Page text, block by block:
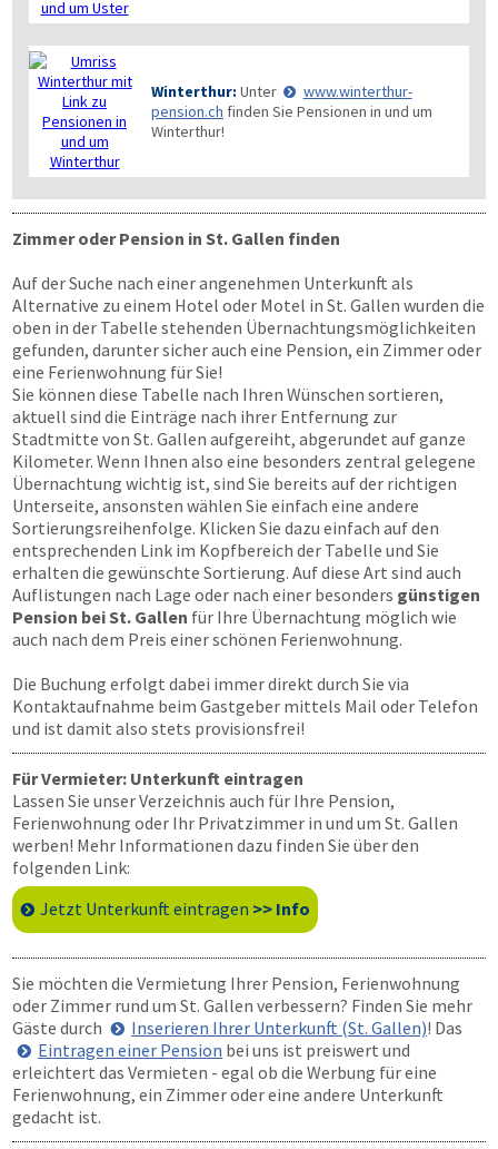
Winterthur: Unter
www.winterthur-
pension.ch finden Sie Pensionen in und um
Winterthur!
Zimmer oder Pension in St. Gallen finden
Auf der Suche nach einer angenehmen Unterkunft als
Alternative zu einem Hotel oder Motel in St. Gallen wurden die
oben in der Tabelle stehenden Übernachtungsmöglichkeiten
gefunden, darunter sicher auch eine Pension, ein Zimmer oder
eine Ferienwohnung für Sie!
Sie können diese Tabelle nach Ihren Wünschen sortieren,
aktuell sind die Einträge nach ihrer Entfernung zur
Stadtmitte von St. Gallen aufgereiht, abgerundet auf ganze
Kilometer. Wenn Ihnen also eine besonders zentral gelegene
Übernachtung wichtig ist, sind Sie bereits auf der richtigen
Unterseite, ansonsten wählen Sie einfach eine andere
Sortierungsreihenfolge. Klicken Sie dazu einfach auf den
entsprechenden Link im Kopfbereich der Tabelle und Sie
erhalten die gewünschte Sortierung. Auf diese Art sind auch
Auflistungen nach Lage oder nach einer besonders günstigen
Pension bei St. Gallen für Ihre Übernachtung möglich wie
auch nach dem Preis einer schönen Ferienwohnung.
Die Buchung erfolgt dabei immer direkt durch Sie via
Kontaktaufnahme beim Gastgeber mittels Mail oder Telefon
und ist damit also stets provisionsfrei!
Für Vermieter: Unterkunft eintragen
Lassen Sie unser Verzeichnis auch für Ihre Pension,
Ferienwohnung oder Ihr Privatzimmer in und um St. Gallen
werben! Mehr Informationen dazu finden Sie über den
folgenden Link:
Jetzt Unterkunft eintragen >> Info
Sie möchten die Vermietung Ihrer Pension, Ferienwohnung
oder Zimmer rund um St. Gallen verbessern? Finden Sie mehr
Gäste durch
Inserieren Ihrer Unterkunft (St. Gallen)! Das
Eintragen einer Pension bei uns ist preiswert und
erleichtert das Vermieten - egal ob die Werbung für eine
Ferienwohnung, ein Zimmer oder eine andere Unterkunft
gedacht ist.